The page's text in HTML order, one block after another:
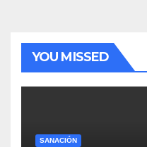
YOU MISSED
SANACIÓN